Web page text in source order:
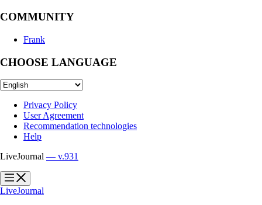
COMMUNITY
Frank
CHOOSE LANGUAGE
Privacy Policy
User Agreement
Recommendation technologies
Help
LiveJournal — v.931
?
?
LiveJournal